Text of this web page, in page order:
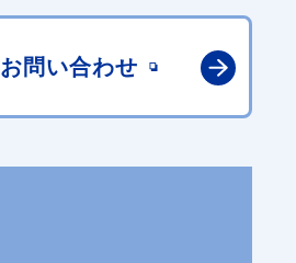
お問い合わせ